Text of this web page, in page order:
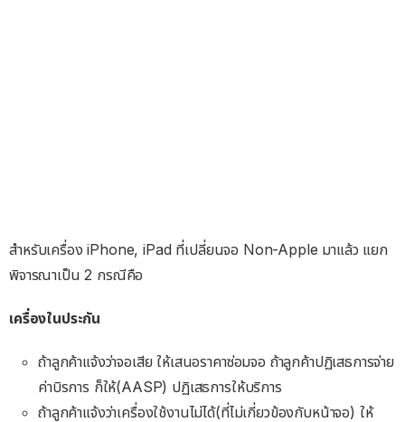
สำหรับเครื่อง iPhone, iPad ที่เปลี่ยนจอ Non-Apple มาแล้ว แยก
พิจารณาเป็น 2 กรณีคือ
เครื่องในประกัน
ถ้าลูกค้าแจ้งว่าจอเสีย ให้เสนอราคาซ่อมจอ ถ้าลูกค้าปฏิเสธการจ่าย
ค่าบิรการ ก็ให้(AASP) ปฏิเสธการให้บริการ
ถ้าลูกค้าแจ้งว่าเครื่องใช้งานไม่ได้(ที่ไม่เกี่ยวข้องกับหน้าจอ) ให้